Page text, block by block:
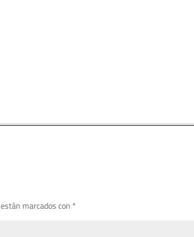
marcados con *